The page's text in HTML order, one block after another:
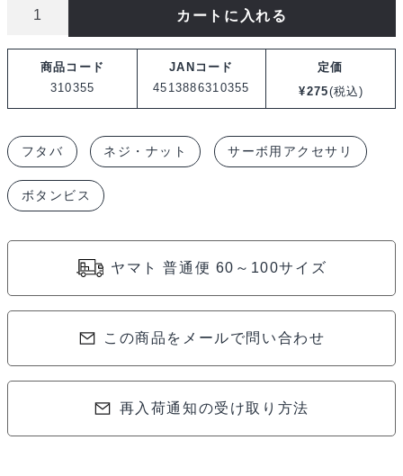
ー
ボ
ホ
ー
ン
ッ
ン
グ
ス
カートに入れる
商品コード
310355
JANコード
4513886310355
定価
¥275(税込)
フタバ ネジ・ナット サーボ用アクセサリ
ボタンビス
ヤマト 普通便 60～100サイズ
この商品をメールで問い合わせ
再入荷通知の受け取り方法